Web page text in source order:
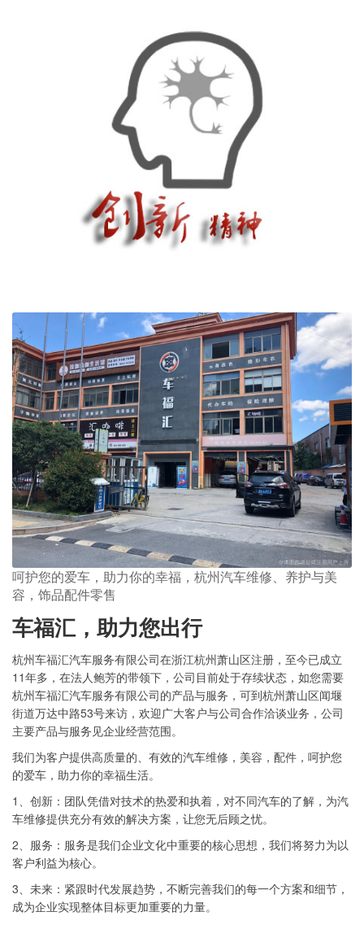
呵护您的爱车，助力你的幸福，杭州汽车维修、养护与美
容，饰品配件零售
车福汇，助力您出行
杭州车福汇汽车服务有限公司在浙江杭州萧山区注册，至今已成立
11年多，在法人鲍芳的带领下，公司目前处于存续状态，如您需要
杭州车福汇汽车服务有限公司的产品与服务，可到杭州萧山区闻堰
街道万达中路53号来访，欢迎广大客户与公司合作洽谈业务，公司
主要产品与服务见企业经营范围。
我们为客户提供高质量的、有效的汽车维修，美容，配件，呵护您
的爱车，助力你的幸福生活。
1、创新：团队凭借对技术的热爱和执着，对不同汽车的了解，为汽
车维修提供充分有效的解决方案，让您无后顾之忧。
2、服务：服务是我们企业文化中重要的核心思想，我们将努力为以
客户利益为核心。
3、未来：紧跟时代发展趋势，不断完善我们的每一个方案和细节，
成为企业实现整体目标更加重要的力量。